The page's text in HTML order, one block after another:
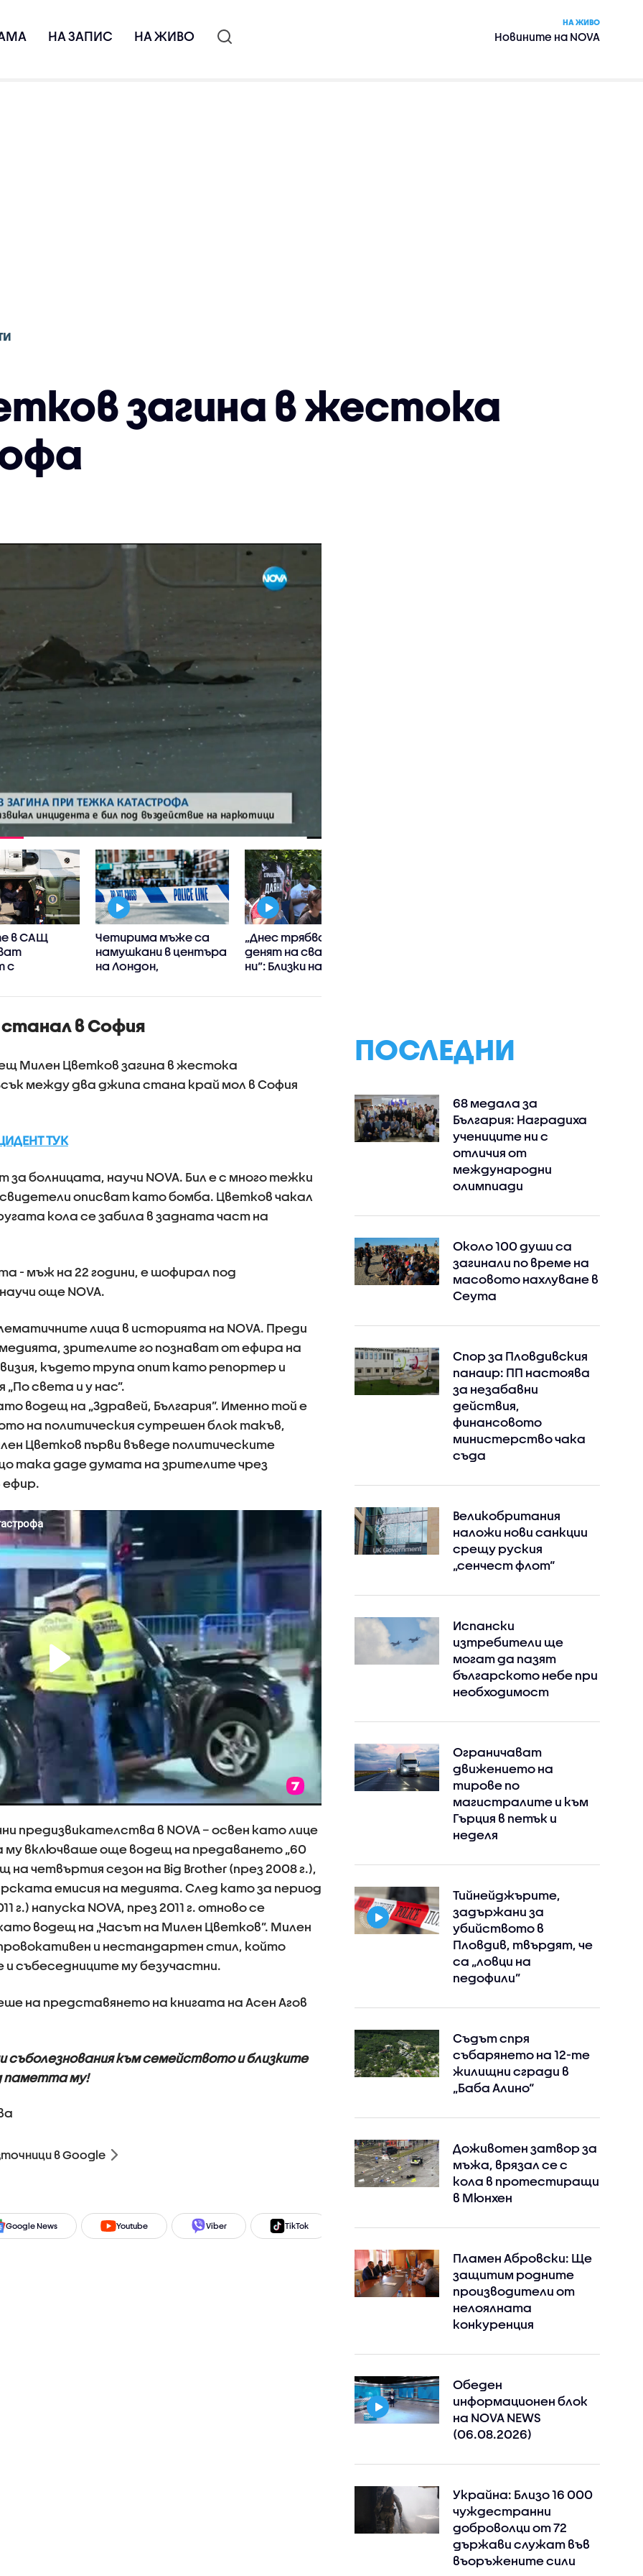
НА ЗАПИС НА ЖИВО
НА ЖИВО
Новините на NOVA
загина в жестока
в САЩ
с
Четирима мъже са
намушкани в центъра
на Лондон,
(ВИДЕО)
„Днес трябваше да е
денят на сватбата
ни“: Близки на
катастрофа Даяна
в София
Милен Цветков загина в жестока
между два джипа стана край мол в София
ТУК
болницата, научи NOVA. Бил е с много тежки
описват като бомба. Цветков чакал
кола се забила в задната част на
- мъж на 22 години, е шофирал под
още NOVA.
лица в историята на NOVA. Преди
зрителите го познават от ефира на
където трупа опит като репортер и
света и у нас”.
водещ на „Здравей, България”. Именно той е
на политическия сутрешен блок такъв,
Цветков първи въведе политическите
така даде думата на зрителите чрез
ефир.
предизвикателства в NOVA – освен като лице
включваше още водещ на предаването „60
четвъртия сезон на Big Brother (през 2008 г.),
емисия на медията. След като за период
г.) напуска NOVA, през 2011 г. отново се
водещ на „Часът на Милен Цветков”. Милен
и нестандартен стил, който
събеседниците му безучастни.
на представянето на книгата на Асен Агов
съболезнования към семейството и близките
паметта му!
в Google
Google News Youtube Viber TikTok Instagram Facebook
ПОСЛЕДНИ
68 медала за
България: Наградиха
учениците ни с
отличия от
международни
олимпиади
Около 100 души са
загинали по време на
масовото нахлуване в
Сеута
Спор за Пловдивския
панаир: ПП настоява
за незабавни
действия,
финансовото
министерство чака
съда
Великобритания
наложи нови санкции
срещу руския
„сенчест флот“
Испански
изтребители ще
могат да пазят
българското небе при
необходимост
Ограничават
движението на
тирове по
магистралите и към
Гърция в петък и
неделя
Тийнейджърите,
задържани за
убийството в
Пловдив, твърдят, че
са „ловци на
педофили”
Съдът спря
събарянето на 12-те
жилищни сгради в
„Баба Алино“
Доживотен затвор за
мъжа, врязал се с
кола в протестиращи
в Мюнхен
Пламен Абровски: Ще
защитим родните
производители от
нелоялната
конкуренция
Обеден
информационен блок
на NOVA NEWS
(06.08.2026)
Украйна: Близо 16 000
чуждестранни
доброволци от 72
държави служат във
въоръжените сили